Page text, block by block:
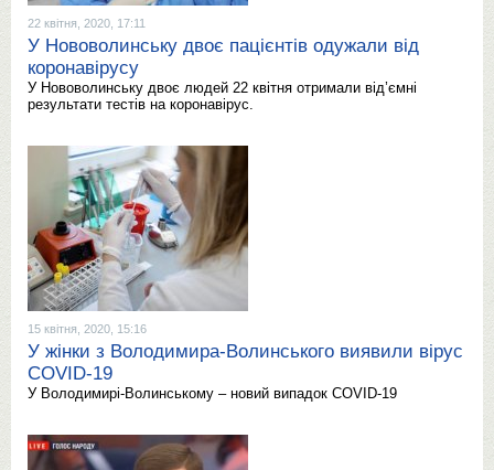
22 квітня, 2020, 17:11
У Нововолинську двоє пацієнтів одужали від
коронавірусу
У Нововолинську двоє людей 22 квітня отримали від’ємні
результати тестів на коронавірус.
15 квітня, 2020, 15:16
У жінки з Володимира-Волинського виявили вірус
COVID-19
У Володимирі-Волинському – новий випадок COVID-19